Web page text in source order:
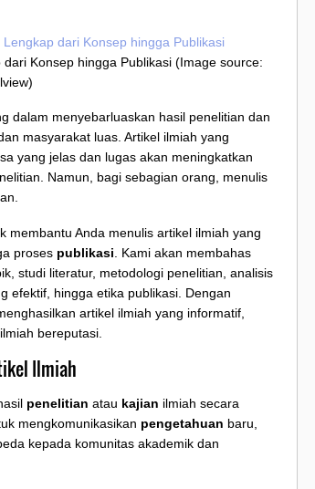
Konsep hingga Publikasi (Image source:
dalam menyebarluaskan hasil penelitian dan
masyarakat luas. Artikel ilmiah yang
yang jelas dan lugas akan meningkatkan
Namun, bagi sebagian orang, menulis
membantu Anda menulis artikel ilmiah yang
proses publikasi . Kami akan membahas
studi literatur, metodologi penelitian, analisis
efektif, hingga etika publikasi. Dengan
artikel ilmiah yang informatif,
bereputasi.
Ilmiah
penelitian atau kajian ilmiah secara
mengkomunikasikan pengetahuan baru,
kepada komunitas akademik dan